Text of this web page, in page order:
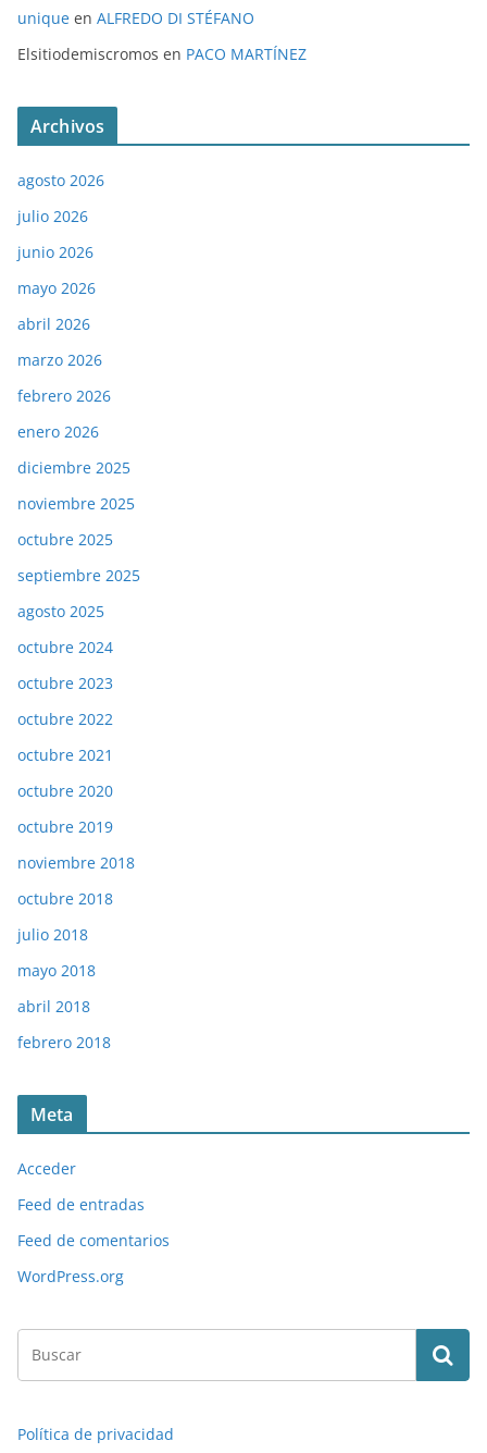
unique en ALFREDO DI STÉFANO
Elsitiodemiscromos en PACO MARTÍNEZ
Archivos
agosto 2026
julio 2026
junio 2026
mayo 2026
abril 2026
marzo 2026
febrero 2026
enero 2026
diciembre 2025
noviembre 2025
octubre 2025
septiembre 2025
agosto 2025
octubre 2024
octubre 2023
octubre 2022
octubre 2021
octubre 2020
octubre 2019
noviembre 2018
octubre 2018
julio 2018
mayo 2018
abril 2018
febrero 2018
Meta
Acceder
Feed de entradas
Feed de comentarios
WordPress.org
Política de privacidad